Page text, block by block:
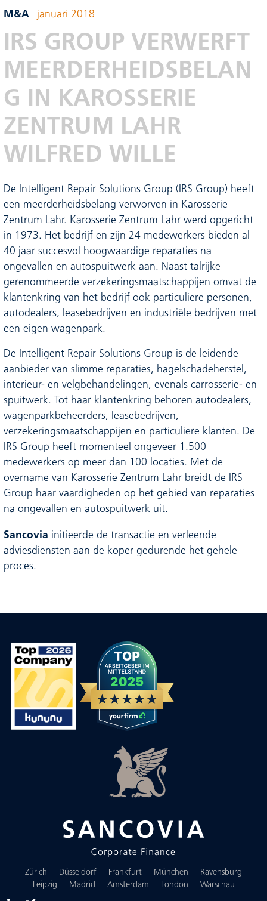
M&A januari 2018
IRS GROUP VERWERFT
MEERDERHEIDSBELAN
G IN KAROSSERIE
ZENTRUM LAHR
WILFRED WILLE
De Intelligent Repair Solutions Group (IRS Group) heeft
een meerderheidsbelang verworven in Karosserie
Zentrum Lahr. Karosserie Zentrum Lahr werd opgericht
in 1973. Het bedrijf en zijn 24 medewerkers bieden al
40 jaar succesvol hoogwaardige reparaties na
ongevallen en autospuitwerk aan. Naast talrijke
gerenommeerde verzekeringsmaatschappijen omvat de
klantenkring van het bedrijf ook particuliere personen,
autodealers, leasebedrijven en industriële bedrijven met
een eigen wagenpark.
De Intelligent Repair Solutions Group is de leidende
aanbieder van slimme reparaties, hagelschadeherstel,
interieur- en velgbehandelingen, evenals carrosserie- en
spuitwerk. Tot haar klantenkring behoren autodealers,
wagenparkbeheerders, leasebedrijven,
verzekeringsmaatschappijen en particuliere klanten. De
IRS Group heeft momenteel ongeveer 1.500
medewerkers op meer dan 100 locaties. Met de
overname van Karosserie Zentrum Lahr breidt de IRS
Group haar vaardigheden op het gebied van reparaties
na ongevallen en autospuitwerk uit.
Sancovia initieerde de transactie en verleende
adviesdiensten aan de koper gedurende het gehele
proces.
Zürich Düsseldorf Frankfurt München
Ravensburg
Leipzig
Madrid Amsterdam London Warschau